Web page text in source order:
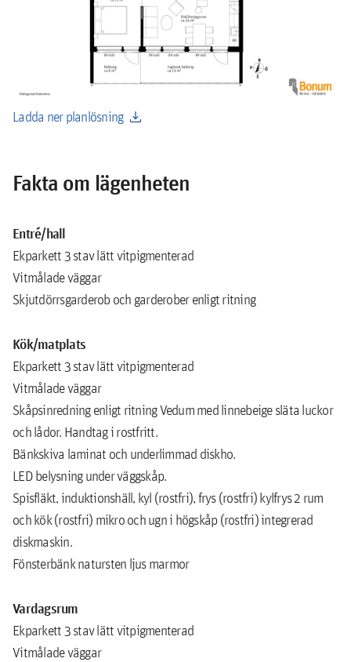
Ladda ner planlösning download
Fakta om lägenheten
Entré/hall
Ekparkett 3 stav lätt vitpigmenterad
Vitmålade väggar
Skjutdörrsgarderob och garderober enligt ritning
Kök/matplats
Ekparkett 3 stav lätt vitpigmenterad
Vitmålade väggar
Skåpsinredning enligt ritning Vedum med linnebeige släta luckor
och lådor. Handtag i rostfritt.
Bänkskiva laminat och underlimmad diskho.
LED belysning under väggskåp.
Spisfläkt, induktionshäll, kyl (rostfri), frys (rostfri) kylfrys 2 rum
och kök (rostfri) mikro och ugn i högskåp (rostfri) integrerad
diskmaskin.
Fönsterbänk natursten ljus marmor
Vardagsrum
Ekparkett 3 stav lätt vitpigmenterad
Vitmålade väggar